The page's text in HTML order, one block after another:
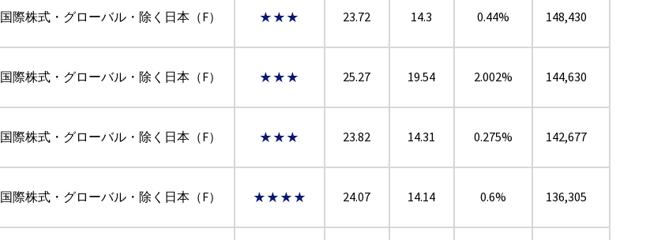
国際株式・グローバル・除く日本（F） ★★★ 23.72 14.3 0.44% 148,430
国際株式・グローバル・除く日本（F） ★★★ 25.27 19.54 2.002% 144,630
国際株式・グローバル・除く日本（F） ★★★ 23.82 14.31 0.275% 142,677
国際株式・グローバル・除く日本（F） ★★★★ 24.07 14.14 0.6% 136,305